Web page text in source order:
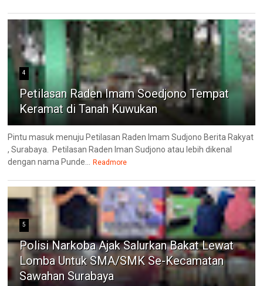
4
Petilasan Raden Imam Soedjono Tempat
Keramat di Tanah Kuwukan
Pintu masuk menuju Petilasan Raden Imam Sudjono Berita Rakyat
, Surabaya. Petilasan Raden Iman Sudjono atau lebih dikenal
dengan nama Punde...
Readmore
5
Polisi Narkoba Ajak Salurkan Bakat Lewat
Lomba Untuk SMA/SMK Se-Kecamatan
Sawahan Surabaya